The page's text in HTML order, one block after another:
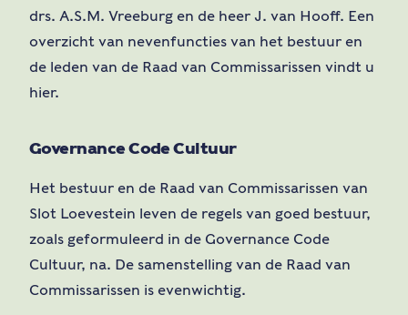
drs. A.S.M. Vreeburg en de heer J. van Hooff. Een
overzicht van nevenfuncties van het bestuur en
de leden van de Raad van Commissarissen vindt u
hier.
Governance Code Cultuur
Het bestuur en de Raad van Commissarissen van
Slot Loevestein leven de regels van goed bestuur,
zoals geformuleerd in de Governance Code
Cultuur, na. De samenstelling van de Raad van
Commissarissen is evenwichtig.